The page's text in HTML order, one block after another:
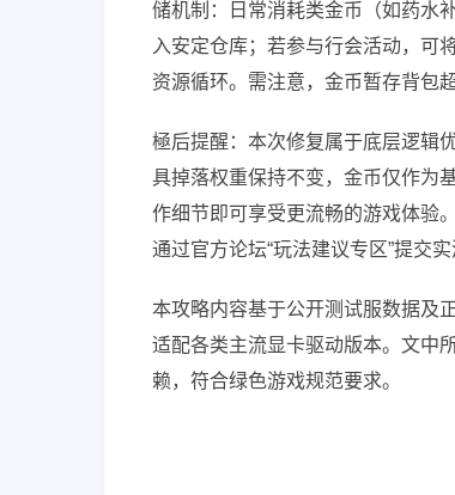
储机制：日常消耗类金币（如药水
入安定仓库；若参与行会活动，可
资源循环。需注意，金币暂存背包
極后提醒：本次修复属于底层逻辑
具掉落权重保持不变，金币仅作为
作细节即可享受更流畅的游戏体验
通过官方论坛“玩法建议专区”提交
本攻略内容基于公开测试服数据及
适配各类主流显卡驱动版本。文中
赖，符合绿色游戏规范要求。